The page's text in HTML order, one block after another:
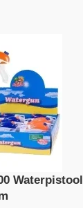
Waterpistool